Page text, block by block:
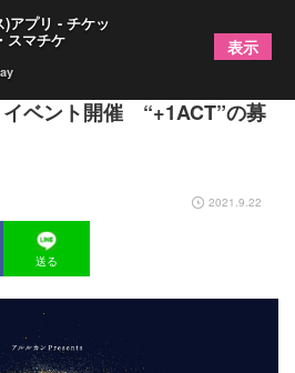
カンサーカス』内容一新し
ベント開催 “+1ACT”の募
2021.9.22
送る
アプリ - チケッ
スマチケ 表示